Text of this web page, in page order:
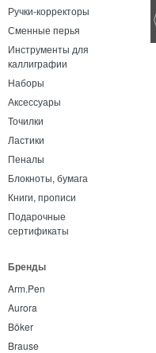
Ручки-корректоры
Сменные перья
Инструменты для
каллиграфии
Наборы
Аксессуары
Точилки
Ластики
Пеналы
Блокноты, бумага
Книги, прописи
Подарочные
сертификаты
Бренды
Arm.Pen
Aurora
Böker
Brause